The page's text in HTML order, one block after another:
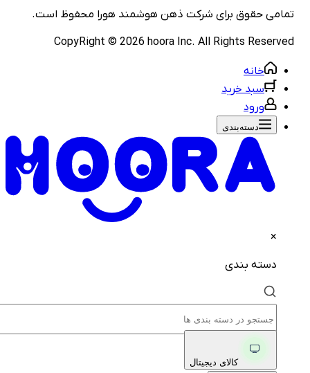
حقوق برای شرکتذهن هوشمند هورامحفوظ است.
CopyRight ©2026hoora Inc. All Rights
خانه
سبد خرید
ورود
دسته‌بندی‌
دسته بندی
کالای دیجیتال